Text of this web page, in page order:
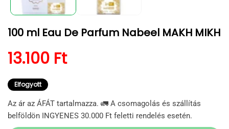
100 ml Eau De Parfum Nabeel MAKH MIKH
Normál ár
13.100 Ft
Elfogyott
Az ár az ÁFÁT tartalmazza. 🚛 A csomagolás és szállítás
belföldön INGYENES 30.000 Ft feletti rendelés esetén.